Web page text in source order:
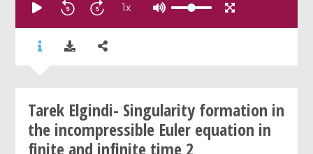
1x
Tarek Elgindi- Singularity formation in
the incompressible Euler equation in
finite and infinite time 2